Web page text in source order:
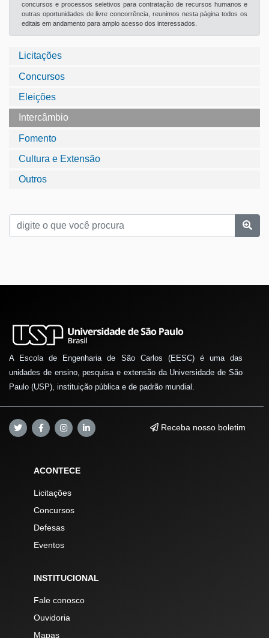
Licitações
Concursos
Eleições
Intercâmbio
Fomento
Cultura e Extensão
Outros
concursos e processos seletivos para contratação de recursos humanos e
outras oportunidades de livre concorrência, reunimos nesta página todos os
editais em andamento para amplo acesso dos interessados.
A Escola de Engenharia de São Carlos (EESC) é uma das
unidades de ensino, pesquisa e extensão da Universidade de São
Paulo (USP), instituição pública e de padrão mundial.
Receba nosso boletim
ACONTECE
Licitações
Concursos
Defesas
Eventos
INSTITUCIONAL
Fale conosco
Ouvidoria
Mapas